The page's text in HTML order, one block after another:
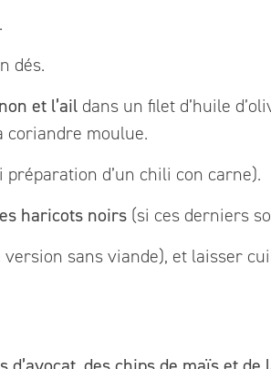
dés.
et l’ail dans un filet d’huile
coriandre moulue.
préparation d’un chili con carne).
haricots noirs (si ces derniers
version sans viande), et laisser